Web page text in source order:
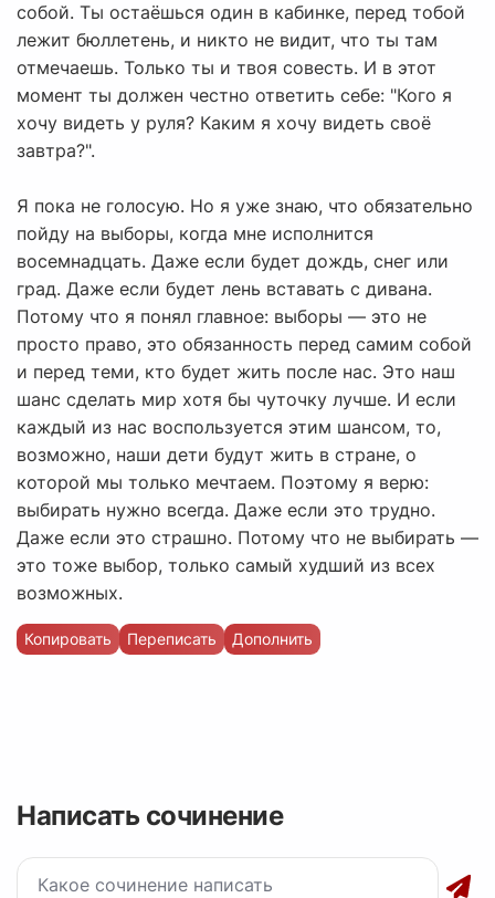
собой. Ты остаёшься один в кабинке, перед тобой
лежит бюллетень, и никто не видит, что ты там
отмечаешь. Только ты и твоя совесть. И в этот
момент ты должен честно ответить себе: "Кого я
хочу видеть у руля? Каким я хочу видеть своё
завтра?".
Я пока не голосую. Но я уже знаю, что обязательно
пойду на выборы, когда мне исполнится
восемнадцать. Даже если будет дождь, снег или
град. Даже если будет лень вставать с дивана.
Потому что я понял главное: выборы — это не
просто право, это обязанность перед самим собой
и перед теми, кто будет жить после нас. Это наш
шанс сделать мир хотя бы чуточку лучше. И если
каждый из нас воспользуется этим шансом, то,
возможно, наши дети будут жить в стране, о
которой мы только мечтаем. Поэтому я верю:
выбирать нужно всегда. Даже если это трудно.
Даже если это страшно. Потому что не выбирать —
это тоже выбор, только самый худший из всех
возможных.
Копировать Переписать Дополнить
Написать сочинение